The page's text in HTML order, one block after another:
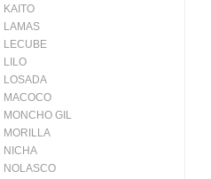
KAITO
LAMAS
LECUBE
LILO
LOSADA
MACOCO
MONCHO GIL
MORILLA
NICHA
NOLASCO